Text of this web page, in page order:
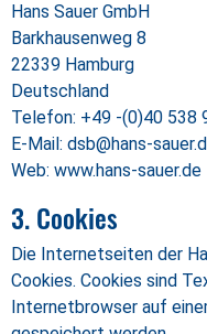
Hans Sauer GmbH
Barkhausenweg 8
22339 Hamburg
Deutschland
Telefon: +49 -(0)40 538
E-Mail: dsb@hans-
Web: www.hans-sauer.de
3. Cookies
Die Internetseiten der
Cookies. Cookies sind
Internetbrowser auf